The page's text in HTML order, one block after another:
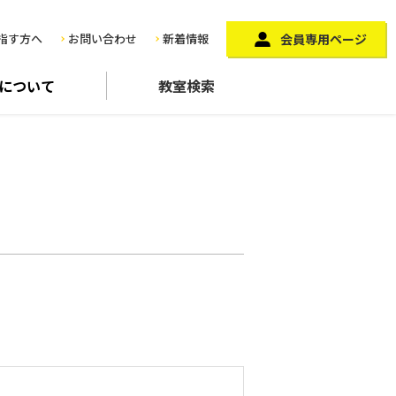
す方へ お問い合わせ 新着情報 会員専用ページ
ついて 教室検索